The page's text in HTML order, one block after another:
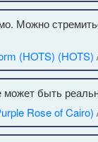
Можно
(HOTS) (HOTS)
может быть
Rose of Cairo)